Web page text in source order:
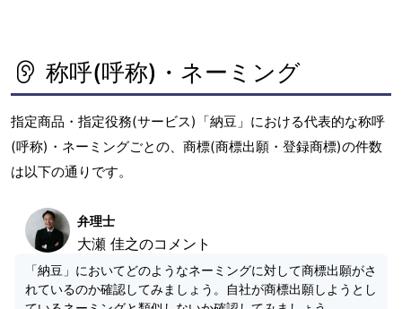
称呼(呼称)・ネーミング
指定商品・指定役務(サービス)「納豆」における代表的な称呼
(呼称)・ネーミングごとの、商標(商標出願・登録商標)の件数
は以下の通りです。
弁理士
大瀬 佳之のコメント
「納豆」においてどのようなネーミングに対して商標出願がさ
れているのか確認してみましょう。自社が商標出願しようとし